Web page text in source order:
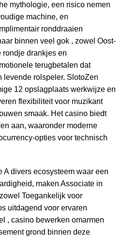
mythologie, een risico nemen
machine, en
ronddraaien
binnen veel gok , zowel Oost-
rondje drankjes en
terugbetalen dat
levende rolspeler. SlotoZen
12 opslagplaats werkwijze en
flexibiliteit voor muzikant
smaak. Het casino biedt
aan, waaronder moderne
opties voor technisch
A divers ecosysteem waar een
maken Associate in
Toegankelijk voor
uitdagend voor ervaren
, casino bewerken omarmen
grond binnen deze